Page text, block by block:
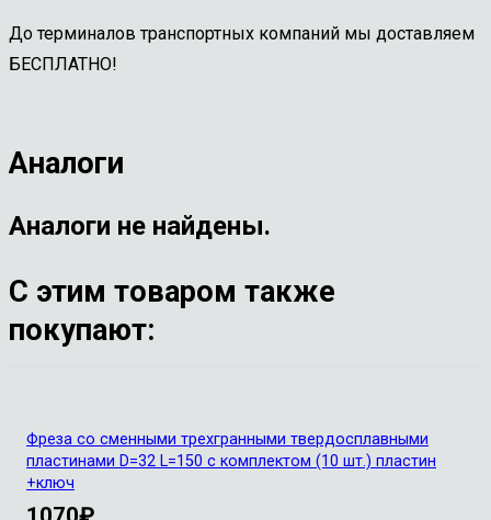
До терминалов транспортных компаний мы доставляем
БЕСПЛАТНО!
Аналоги
Аналоги не найдены.
С этим товаром также
покупают:
Фреза со сменными трехгранными твердосплавными
пластинами D=32 L=150 с комплектом (10 шт.) пластин
+ключ